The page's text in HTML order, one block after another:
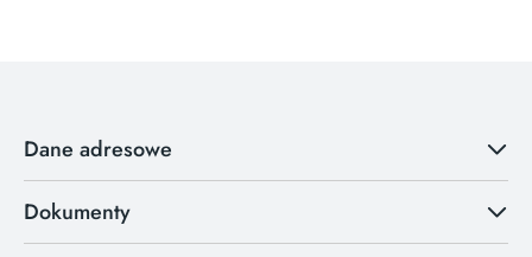
Dane adresowe
Dokumenty